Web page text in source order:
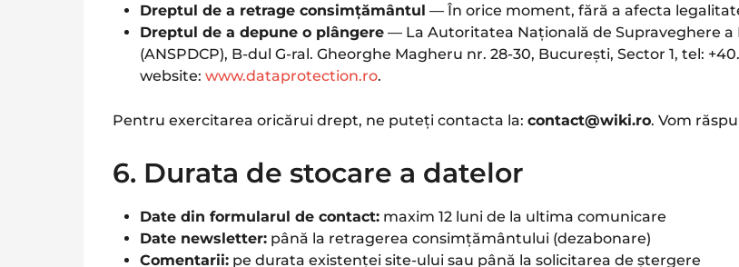
Dreptul de a retrage consimțământul — În orice moment, fără a afecta
Dreptul de a depune o plângere — La Autoritatea Națională de Supraveghere
(ANSPDCP), B-dul G-ral. Gheorghe Magheru nr. 28-30, București, Sector 1, tel:
website: www.dataprotection.ro.
Pentru exercitarea oricărui drept, ne puteți contacta la: contact@wiki.ro. Vom
6. Durata de stocare a datelor
Date din formularul de contact: maxim 12 luni de la ultima comunicare
Date newsletter: până la retragerea consimțământului (dezabonare)
Comentarii: pe durata existenței site-ului sau până la solicitarea de ștergere